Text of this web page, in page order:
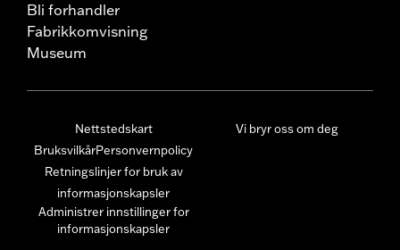
Bli forhandler
Fabrikkomvisning
Museum
Nettstedskart
BruksvilkårPersonvernpolicy
Retningslinjer for bruk av
informasjonskapsler
Administrer innstillinger for
informasjonskapsler
Vi bryr oss om deg